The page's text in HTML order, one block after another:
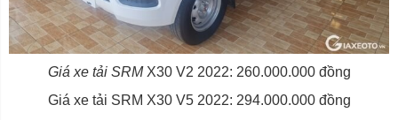
Giá xe tải SRMX30 V2 2022: 260.000.000 đồng
Giá xe tải SRM X30 V5 2022: 294.000.000 đồng